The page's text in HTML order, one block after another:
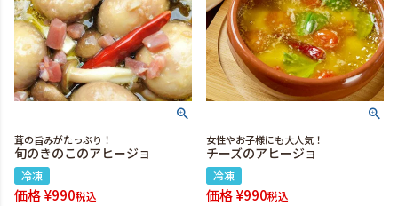
茸の旨みがたっぷり！
旬のきのこのアヒージョ
冷凍
価格¥990税込
女性やお子様にも大人気！
チーズのアヒージョ
冷凍
価格¥990税込